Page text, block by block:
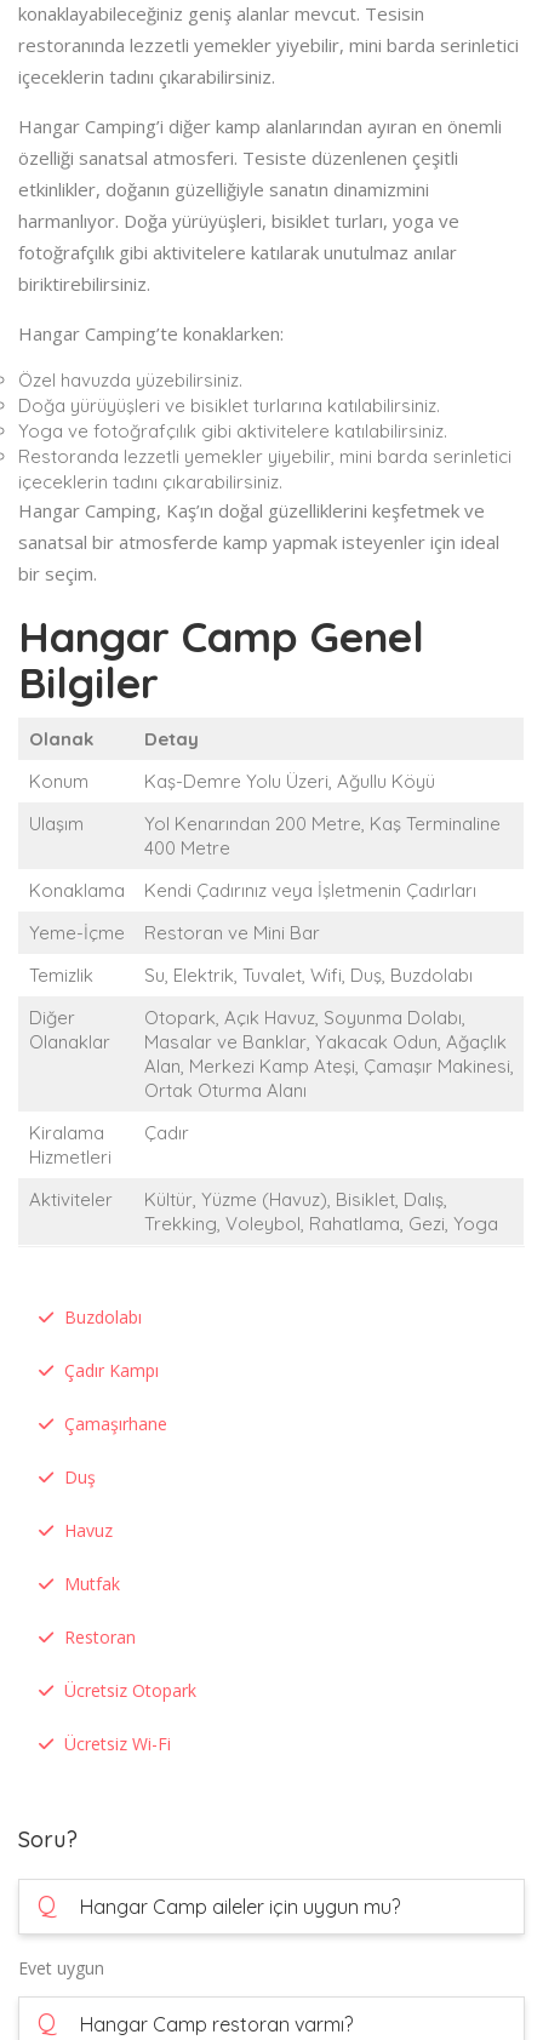
konaklayabileceğiniz geniş alanlar mevcut. Tesisin
restoranında lezzetli yemekler yiyebilir, mini barda serinletici
içeceklerin tadını çıkarabilirsiniz.
Hangar Camping’i diğer kamp alanlarından ayıran en önemli
özelliği sanatsal atmosferi. Tesiste düzenlenen çeşitli
etkinlikler, doğanın güzelliğiyle sanatın dinamizmini
harmanlıyor. Doğa yürüyüşleri, bisiklet turları, yoga ve
fotoğrafçılık gibi aktivitelere katılarak unutulmaz anılar
biriktirebilirsiniz.
Hangar Camping’te konaklarken:
Özel havuzda yüzebilirsiniz.
Doğa yürüyüşleri ve bisiklet turlarına katılabilirsiniz.
Yoga ve fotoğrafçılık gibi aktivitelere katılabilirsiniz.
Restoranda lezzetli yemekler yiyebilir, mini barda serinletici
içeceklerin tadını çıkarabilirsiniz.
Hangar Camping, Kaş’ın doğal güzelliklerini keşfetmek ve
sanatsal bir atmosferde kamp yapmak isteyenler için ideal
bir seçim.
Hangar Camp Genel
Bilgiler
Olanak
Detay
Konum
Kaş-Demre Yolu Üzeri, Ağullu Köyü
Ulaşım
Yol Kenarından 200 Metre, Kaş Terminaline
400 Metre
Konaklama
Kendi Çadırınız veya İşletmenin Çadırları
Yeme-İçme
Restoran ve Mini Bar
Temizlik
Su, Elektrik, Tuvalet, Wifi, Duş, Buzdolabı
Diğer
Olanaklar
Otopark, Açık Havuz, Soyunma Dolabı,
Masalar ve Banklar, Yakacak Odun, Ağaçlık
Alan, Merkezi Kamp Ateşi, Çamaşır Makinesi,
Ortak Oturma Alanı
Kiralama
Hizmetleri
Çadır
Aktiviteler
Kültür, Yüzme (Havuz), Bisiklet, Dalış,
Trekking, Voleybol, Rahatlama, Gezi, Yoga
Buzdolabı
Çadır Kampı
Çamaşırhane
Duş
Havuz
Mutfak
Restoran
Ücretsiz Otopark
Ücretsiz Wi-Fi
Soru?
Q Hangar Camp aileler için uygun mu?
Evet uygun
Q Hangar Camp restoran varmı?